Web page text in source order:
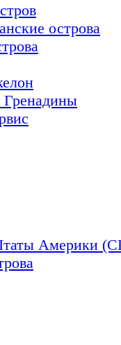
острова
Гренадины
Америки